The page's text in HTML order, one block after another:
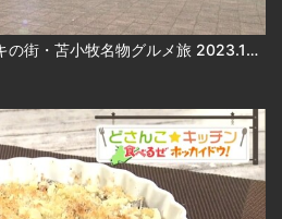
産地直送！浜の王様〜ホッキの街・苫小牧名物グルメ旅 2023.10.17放送